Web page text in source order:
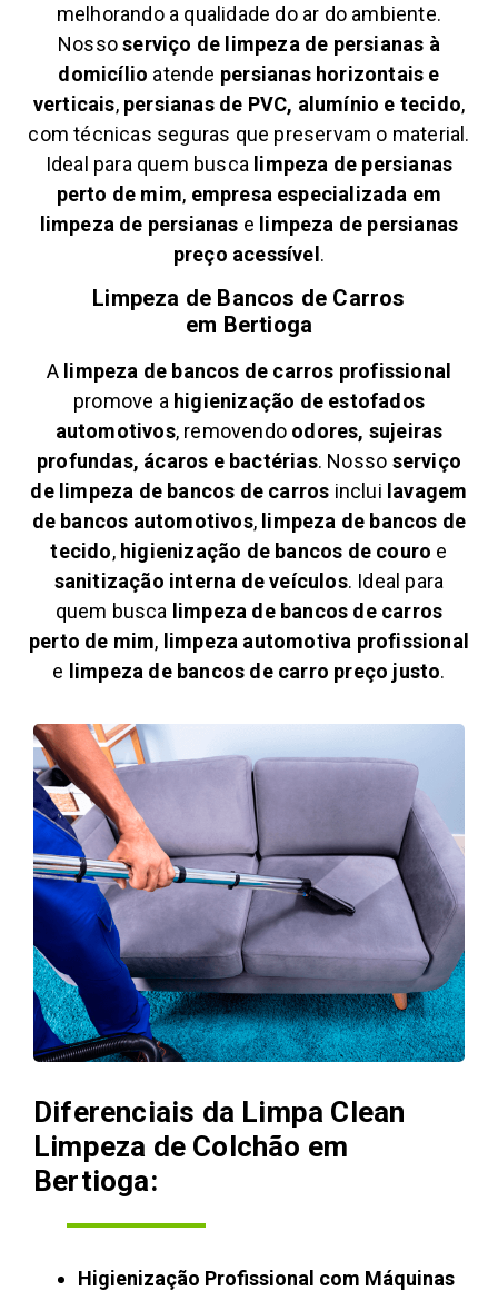
melhorando a qualidade do ar do ambiente.
Nossoserviço de limpeza de persianas à
domicílio atende persianas horizontais e
verticais, persianas de PVC, alumínio e tecido,
com técnicas seguras que preservam o material.
Ideal para quem busca limpeza de persianas
perto de mim, empresa especializada em
limpeza de persianas e limpeza de persianas
preço acessível.
Limpeza de Bancos de Carros
em Bertioga
A limpeza de bancos de carros profissional
promove a higienização de estofados
automotivos, removendo odores, sujeiras
profundas, ácaros e bactérias. Nosso serviço
de limpeza de bancos de carros inclui lavagem
de bancos automotivos, limpeza de bancos de
tecido, higienização de bancos de couro e
sanitização interna de veículos. Ideal para
quem busca limpeza de bancos de carros
perto de mim, limpeza automotiva profissional
e limpeza de bancos de carro preço justo.
Diferenciais da Limpa Clean
Limpeza de Colchão em
Bertioga:
Higienização Profissional com Máquinas